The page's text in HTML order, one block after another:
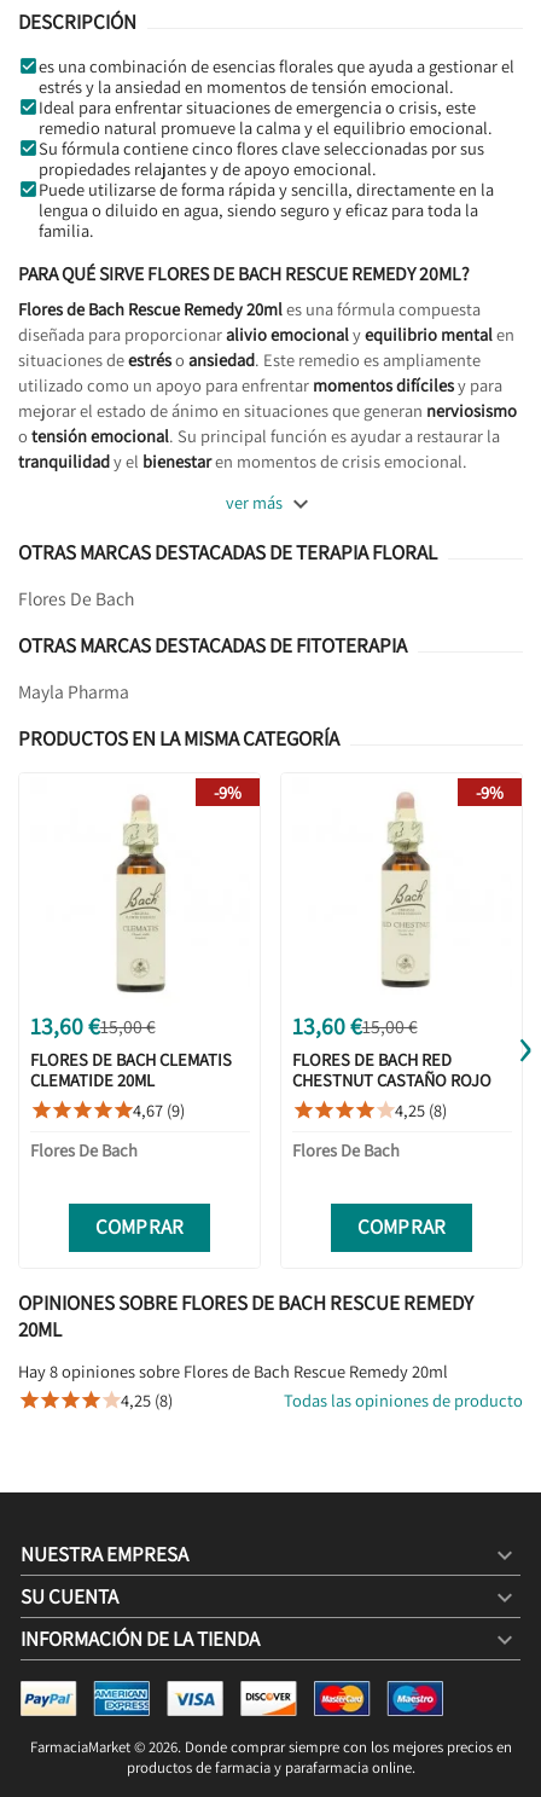
FLORES DE BACH RESCUE REMEDY 20ML
25,00 € 19,95 €
COMPRAR
DESCRIPCIÓN
es una combinación de esencias florales que ayuda a gestionar el
estrés y la ansiedad en momentos de tensión emocional.
Ideal para enfrentar situaciones de emergencia o crisis, este
remedio natural promueve la calma y el equilibrio emocional.
Su fórmula contiene cinco flores clave seleccionadas por sus
propiedades relajantes y de apoyo emocional.
Puede utilizarse de forma rápida y sencilla, directamente en la
lengua o diluido en agua, siendo seguro y eficaz para toda la
familia.
PARA QUÉ SIRVE FLORES DE BACH RESCUE REMEDY 20ML?
Flores de Bach Rescue Remedy 20mles una fórmula compuesta
diseñada para proporcionaralivio emocionalyequilibrio mentalen
situaciones deestréso ansiedad. Este remedio es ampliamente
utilizado como un apoyo para enfrentar momentos difícilesy para
mejorar el estado de ánimo en situaciones que generan nerviosismo
o tensión emocional. Su principal función es ayudar a restaurar la
tranquilidady el bienestaren momentos de crisis emocional.
ver más 
OTRAS MARCAS DESTACADAS DE TERAPIA FLORAL
Flores De Bach
OTRAS MARCAS DESTACADAS DE FITOTERAPIA
Mayla Pharma
PRODUCTOS EN LA MISMA CATEGORÍA
13,60 €15,00 €
FLORES DE BACH CLEMATIS
CLEMATIDE 20ML
4,67 (9)
Flores De Bach
COMPRAR
-9%
13,60 €15,00 €
FLORES DE BACH RED
CHESTNUT CASTAÑO ROJO
20ML
4,25 (8)
Flores De Bach
COMPRAR
-9%
›
OPINIONES SOBRE FLORES DE BACH RESCUE REMEDY
20ML
Hay 8 opiniones sobre Flores de Bach Rescue Remedy 20ml
4,25 (8) Todas las opiniones de producto
NUESTRA EMPRESA 
SU CUENTA 
INFORMACIÓN DE LA TIENDA keyboard_arrow_down
FarmaciaMarket © 2026. Donde comprar siempre con los mejores precios en
productos de farmacia y parafarmacia online.